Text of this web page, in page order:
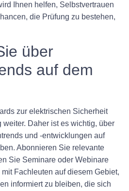
Ihnen helfen, Selbstvertrauen
die Prüfung zu bestehen,
über
auf dem
zur elektrischen Sicherheit
Daher ist es wichtig, über
und -entwicklungen auf
Abonnieren Sie relevante
Sie Seminare oder Webinare
Fachleuten auf diesem Gebiet,
informiert zu bleiben, die sich